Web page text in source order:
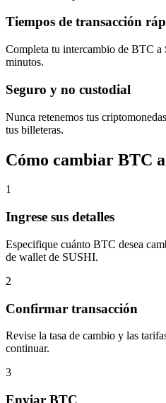
Tiempos de transacción
Completa tu intercambio de BTC
minutos.
Seguro y no custodial
Nunca retenemos tus
tus billeteras.
Cómo cambiar BTC
1
Ingrese sus detalles
Especifique cuánto BTC desea
de wallet de SUSHI.
2
Confirmar transacción
Revise la tasa de cambio y las
continuar.
3
Enviar BTC